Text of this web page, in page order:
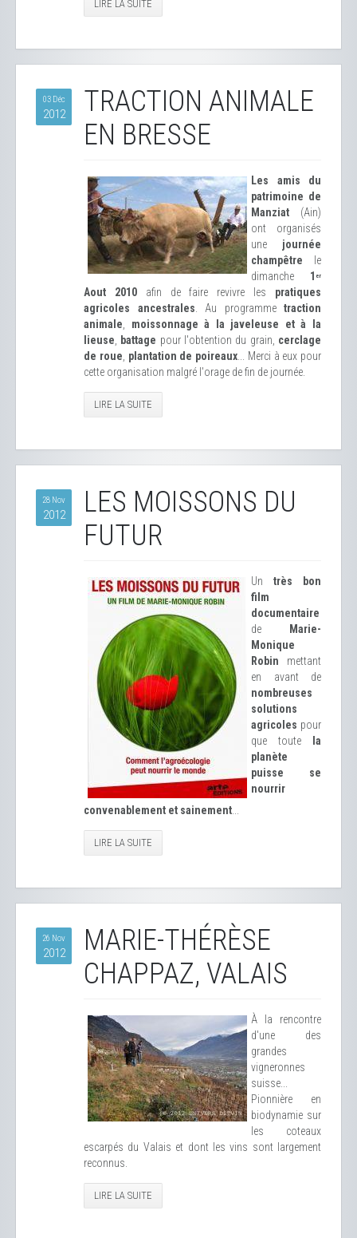
LIRE LA SUITE
03 Déc
2012
TRACTION ANIMALE
EN BRESSE
Les amis du
patrimoine de
Manziat (Ain)
ont organisés
une journée
champêtre le
dimanche 1 er
Aout 2010afin de faire revivre les pratiques
agricoles ancestrales . Au programme traction
animale
moissonnage à la javeleuse et à la
lieuse
battage pour l'obtention du grain, cerclage
de roue plantation de poireaux ... Merci à eux pour
cette organisation malgré l'orage de fin de journée.
LIRE LA SUITE
28 Nov
2012
LES MOISSONS DU
FUTUR
Un très bon
film
documentaire
de
Marie-
Monique
Robin mettant
en avant de
nombreuses
solutions
agricoles pour
que toute
la
planète
puisse se
nourrir
convenablement et sainement
LIRE LA SUITE
26 Nov
2012
MARIE-THÉRÈSE
CHAPPAZ, VALAIS
À la rencontre
d'une des
grandes
vigneronnes
suisse...
Pionnière en
biodynamie sur
les coteaux
escarpés du Valais et dont les vins sont largement
reconnus.
LIRE LA SUITE